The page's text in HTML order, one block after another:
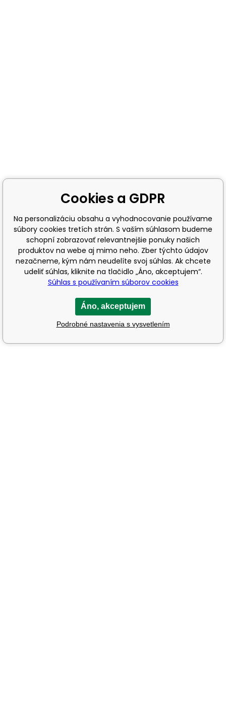
Cookies a GDPR
Na personalizáciu obsahu a vyhodnocovanie používame
súbory cookies tretích strán. S vaším súhlasom budeme
schopní zobrazovať relevantnejšie ponuky našich
produktov na webe aj mimo neho. Zber týchto údajov
nezačneme, kým nám neudelíte svoj súhlas. Ak chcete
udeliť súhlas, kliknite na tlačidlo „Áno, akceptujem“.
Súhlas s používaním súborov cookies
Áno, akceptujem
Podrobné nastavenia s vysvetlením